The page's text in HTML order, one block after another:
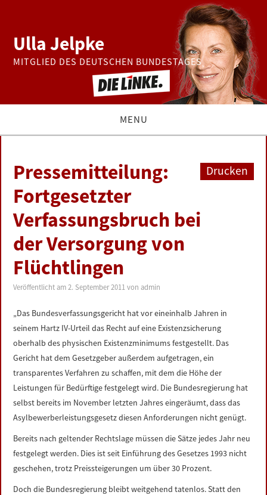
Ulla Jelpke
MITGLIED DES DEUTSCHEN BUNDESTAGES
MENU
BUNDESTAG
PRESSE
ZUR PERSON
LINKS
DATENSCHUTZERKLÄRUNG
IMPRESSUM
Drucken
Pressemitteilung:
Fortgesetzter
Verfassungsbruch bei
der Versorgung von
Flüchtlingen
Veröffentlicht am2. September 2011 vonadmin
„Das Bundesverfassungsgericht hat vor eineinhalb Jahren in
seinem Hartz IV-Urteil das Recht auf eine Existenzsicherung
oberhalb des physischen Existenzminimums festgestellt. Das
Gericht hat dem Gesetzgeber außerdem aufgetragen, ein
transparentes Verfahren zu schaffen, mit dem die Höhe der
Leistungen für Bedürftige festgelegt wird. Die Bundesregierung hat
selbst bereits im November letzten Jahres eingeräumt, dass das
Asylbewerberleistungsgesetz diesen Anforderungen nicht genügt.
Bereits nach geltender Rechtslage müssen die Sätze jedes Jahr neu
festgelegt werden. Dies ist seit Einführung des Gesetzes 1993 nicht
geschehen, trotz Preissteigerungen um über 30 Prozent.
Doch die Bundesregierung bleibt weitgehend tatenlos. Statt den